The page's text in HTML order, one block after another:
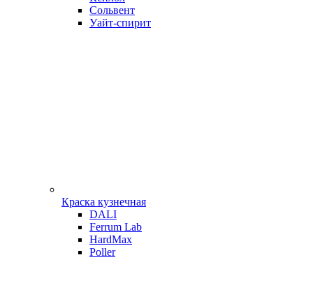
Сольвент
Уайт-спирит
Краска кузнечная
DALI
Ferrum Lab
HardMax
Poller